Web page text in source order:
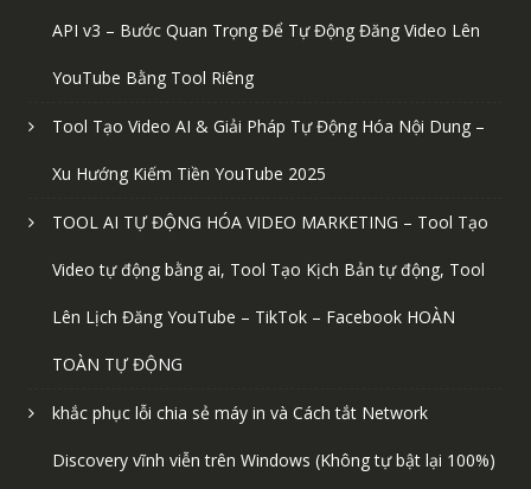
API v3 – Bước Quan Trọng Để Tự Động Đăng Video Lên
YouTube Bằng Tool Riêng
Tool Tạo Video AI & Giải Pháp Tự Động Hóa Nội Dung –
Xu Hướng Kiếm Tiền YouTube 2025
TOOL AI TỰ ĐỘNG HÓA VIDEO MARKETING – Tool Tạo
Video tự động bằng ai, Tool Tạo Kịch Bản tự động, Tool
Lên Lịch Đăng YouTube – TikTok – Facebook HOÀN
TOÀN TỰ ĐỘNG
khắc phục lỗi chia sẻ máy in và Cách tắt Network
Discovery vĩnh viễn trên Windows (Không tự bật lại 100%)